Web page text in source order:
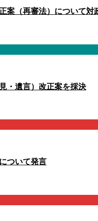
（再審法）について対
・遺言）改正案を採決
ついて発言